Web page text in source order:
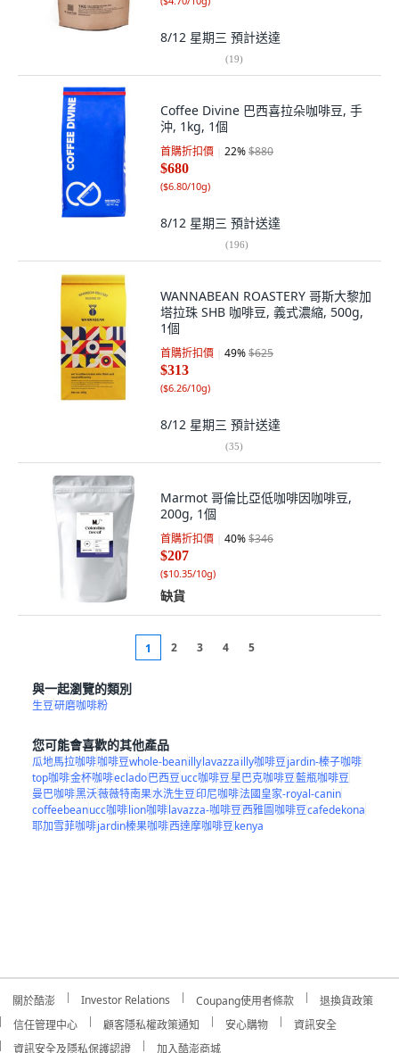
8/12 星期三 預計送達
(19)
Coffee Divine 巴西喜拉朵咖啡豆, 手
沖, 1kg, 1個
首購折扣價 22%$880
$680
($6.80/10g)
8/12 星期三 預計送達
(196)
WANNABEAN ROASTERY 哥斯大黎加
塔拉珠 SHB 咖啡豆, 義式濃縮, 500g,
1個
首購折扣價 49%$625
$313
($6.26/10g)
8/12 星期三 預計送達
(35)
Marmot 哥倫比亞低咖啡因咖啡豆,
200g, 1個
首購折扣價 40%$346
$207
($10.35/10g)
缺貨
1 2 3 4 5
與一起瀏覽的類別
生豆研磨咖啡粉
您可能會喜歡的其他產品
瓜地馬拉咖啡咖啡豆whole-beanillylavazzailly咖啡豆jardin-榛子咖啡
top咖啡金杯咖啡eclado巴西豆ucc咖啡豆星巴克咖啡豆藍瓶咖啡豆
曼巴咖啡黑沃薇薇特南果水洗生豆印尼咖啡法國皇家-royal-canin
coffeebeanucc咖啡lion咖啡lavazza-咖啡豆西雅圖咖啡豆cafedekona
耶加雪菲咖啡jardin榛果咖啡西達摩咖啡豆kenya
關於酷澎 Investor Relations Coupang使用者條款
退換貨政策
信任管理中心
顧客隱私權政策通知 安心購物
資訊安全
資訊安全及隱私保護認證
加入酷澎商城